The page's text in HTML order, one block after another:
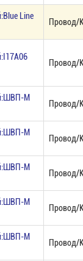
Line
Провод/
Провод/
М
Провод/
М
Провод/
М
Провод/
М
Провод/
М
Провод/